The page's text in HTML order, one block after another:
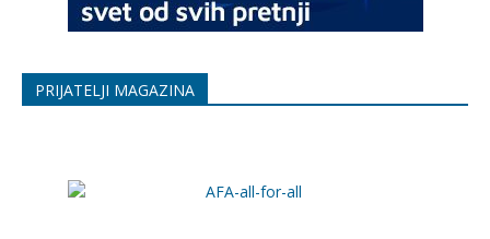
PRIJATELJI MAGAZINA